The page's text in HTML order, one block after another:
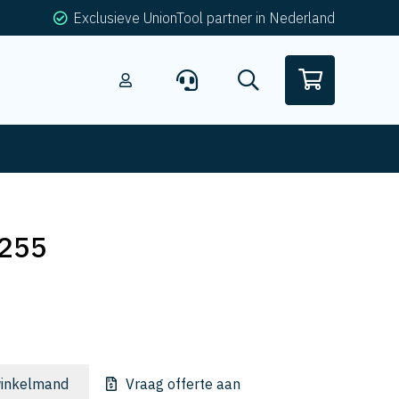
Exclusieve UnionTool partner in Nederland
Vraag offerte aan